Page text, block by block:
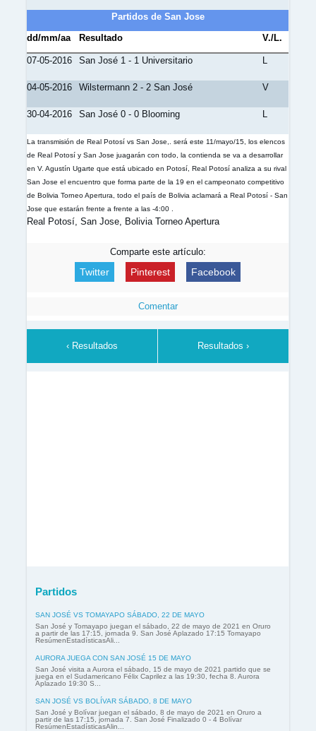
Partidos de San Jose
dd/mm/aa
Resultado V./L.
07-05-2016 San José 1 - 1 Universitario L
04-05-2016 Wilstermann 2 - 2 San José V
30-04-2016 San José 0 - 0 Blooming L
La transmisión de Real Potosí vs San Jose,. será este 11/mayo/15, los elencos
de Real Potosí y San Jose juagarán con todo, la contienda se va a desarrollar
en V. Agustín Ugarte que está ubicado en Potosí, Real Potosí analiza a su rival
San Jose el encuentro que forma parte de la 19 en el campeonato competitivo
de Bolivia Torneo Apertura, todo el país de Bolivia aclamará a Real Potosí - San
Jose que estarán frente a frente a las -4:00 .
Real Potosí, San Jose, Bolivia Torneo Apertura
Comparte este artículo:
Twitter Pinterest Facebook
Comentar
‹ Resultados Resultados ›
Partidos
SAN JOSÉ VS TOMAYAPO SÁBADO, 22 DE MAYO
San José y Tomayapo juegan el sábado, 22 de mayo de 2021 en Oruro
a partir de las 17:15, jornada 9. San José Aplazado 17:15 Tomayapo
ResúmenEstadísticasAli...
AURORA JUEGA CON SAN JOSÉ 15 DE MAYO
San José visita a Aurora el sábado, 15 de mayo de 2021 partido que se
juega en el Sudamericano Félix Caprilez a las 19:30, fecha 8. Aurora
Aplazado 19:30 S...
SAN JOSÉ VS BOLÍVAR SÁBADO, 8 DE MAYO
San José y Bolívar juegan el sábado, 8 de mayo de 2021 en Oruro a
partir de las 17:15, jornada 7. San José Finalizado 0 - 4 Bolívar
ResúmenEstadísticasAlin...